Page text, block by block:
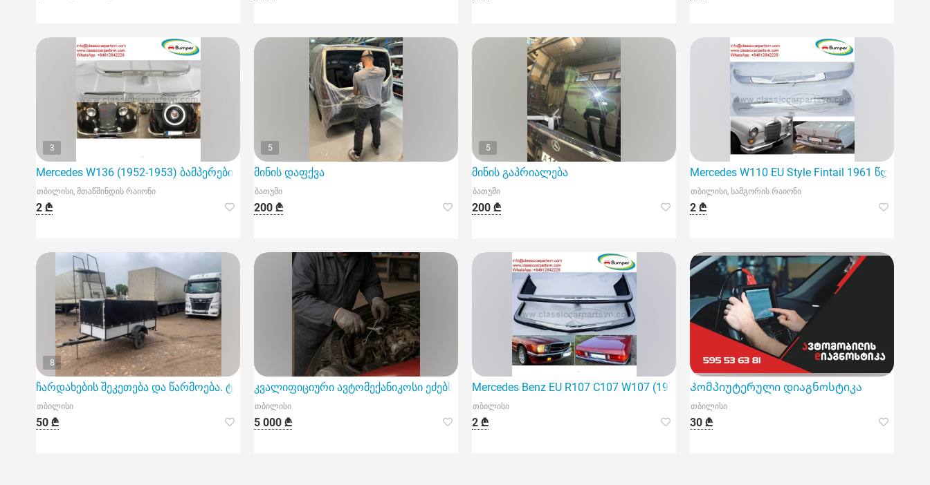
3
Mercedes W136 (1952-1953) ბამპერები მოდელი 170Vb
თბილისი, მთაწმინდის რაიონი
2 ₾
5
მინის დაფქვა
ბათუმი
200 ₾
5
მინის გაპრიალება
ბათუმი
200 ₾
Mercedes W110 EU Style Fintail 1961 წლის
თბილისი, სამგორის რაიონი
2 ₾
8
ჩარდახების შეკეთება და წარმოება. ტენტების და ნებისმიერი სირთულის რემონტი დამზადება
თბილისი
50 ₾
კვალიფიციური ავტომექანიკოსი ეძებს დამაკმაყოფილებელ სამსახურს
თბილისი
5 000 ₾
Mercedes Benz EU R107 C107 W107 (1971-1989) ბამპერების სრული კომპლექტი
თბილისი
2 ₾
Კომპიუტერული დიაგნოსტიკა
თბილისი
30 ₾